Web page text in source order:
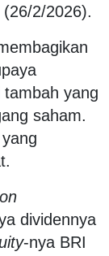
2/2026).
yang
saham.
dividennya
-nya BRI